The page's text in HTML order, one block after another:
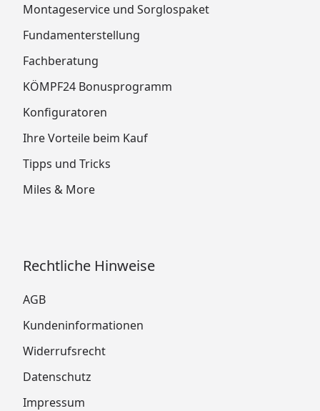
Montageservice und Sorglospaket
Fundamenterstellung
Fachberatung
KÖMPF24 Bonusprogramm
Konfiguratoren
Ihre Vorteile beim Kauf
Tipps und Tricks
Miles & More
Rechtliche Hinweise
AGB
Kundeninformationen
Widerrufsrecht
Datenschutz
Impressum